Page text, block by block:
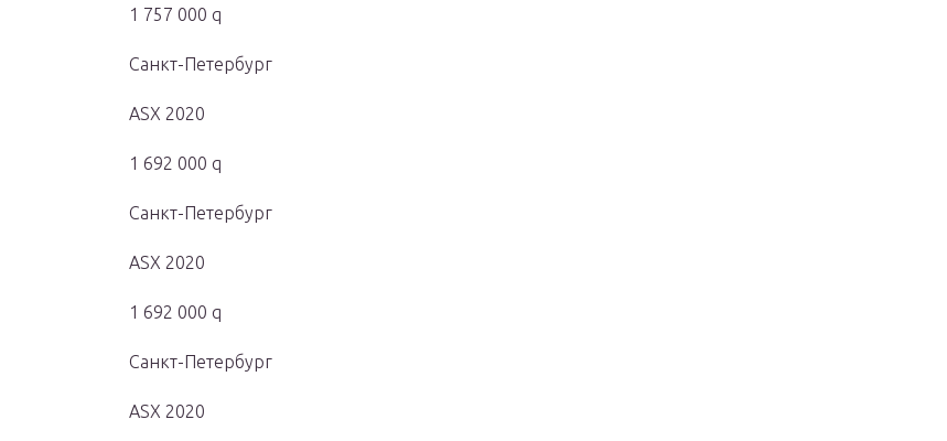
1 757 000 q
Санкт-Петербург
ASX 2020
1 692 000 q
Санкт-Петербург
ASX 2020
1 692 000 q
Санкт-Петербург
ASX 2020